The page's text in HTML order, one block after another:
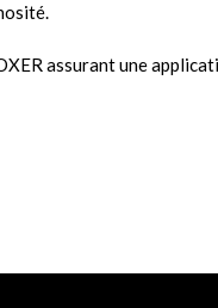
assurant une